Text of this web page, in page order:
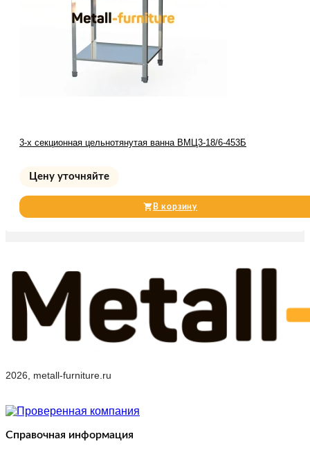
3-х секционная цельнотянутая ванна ВМЦ3-18/6-453Б
Цену уточняйте
В корзину
2026, metall-furniture.ru
Справочная информация